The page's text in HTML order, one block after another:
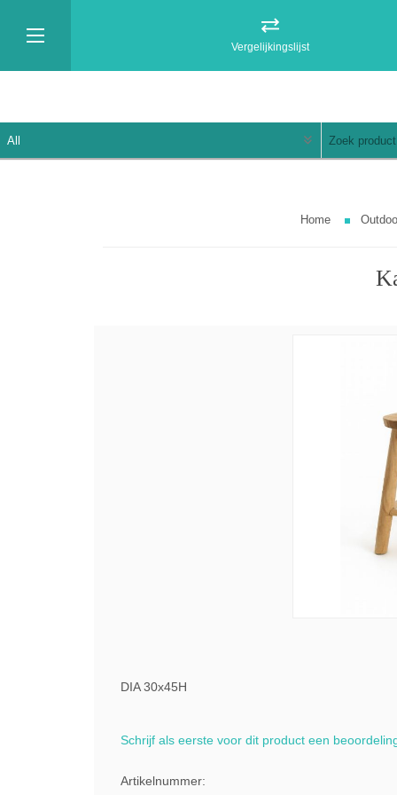
Vergelijkingslijst
Home
DIA 30x45H
Schrijf als eerste voor dit product een
Artikelnummer: